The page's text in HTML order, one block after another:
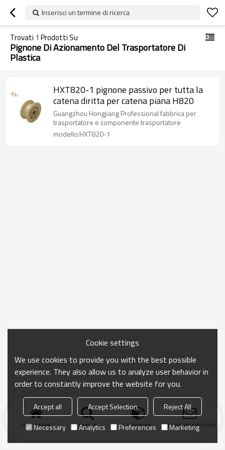
Inserisci un termine di ricerca
Trovati 1 Prodotti Su
Pignone Di Azionamento Del Trasportatore Di
Plastica
HXT820-1 pignone passivo per tutta la
catena diritta per catena piana H820
Guangzhou Hongjiang Professional fabbrica per
trasportatore e componente trasportatore
modello:HXT820-1
Homepage ricerca categoria Inviare una richiesta
Cookie settings
We use cookies to provide you with the best possible
experience. They also allow us to analyze user behavior in
order to constantly improve the website for you.
Accept all Accept Selection
Reject All
Necessary
Analytics Preferences Marketing